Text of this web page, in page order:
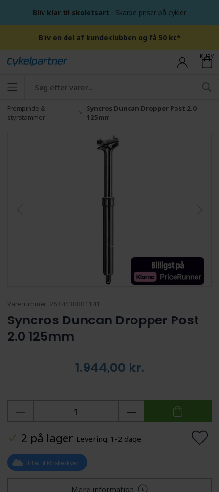
Bliv klar til skoletsart - Skarpe priser på cykler
Bliv en del af kundeklubben og få 50 kr.*
KURV
Frempinde &
styrstammer
Syncros Duncan Dropper Post 2.0
125mm
Varenummer: 2634430001141
Syncros Duncan Dropper Post
2.0 125mm
1.944,00 kr.
2 på lager Levering: 1-2 dage
Tilføj til Ønskeskyen
Mere information